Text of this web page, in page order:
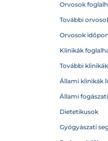
Orvosok
További
Orvosok
Klinikák
További klinikák
Állami klinikák
Állami
Dietetikusok
Gyógyászati